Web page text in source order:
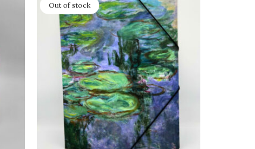
Out of stock